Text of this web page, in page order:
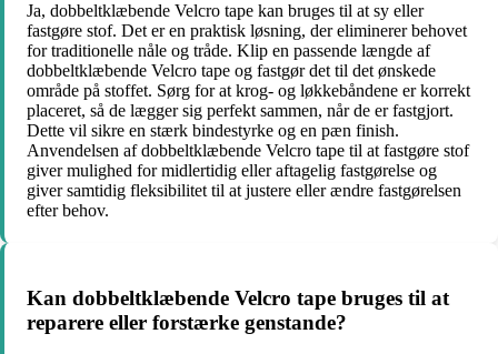
Ja, dobbeltklæbende Velcro tape kan bruges til at sy eller
fastgøre stof. Det er en praktisk løsning, der eliminerer behovet
for traditionelle nåle og tråde. Klip en passende længde af
dobbeltklæbende Velcro tape og fastgør det til det ønskede
område på stoffet. Sørg for at krog- og løkkebåndene er korrekt
placeret, så de lægger sig perfekt sammen, når de er fastgjort.
Dette vil sikre en stærk bindestyrke og en pæn finish.
Anvendelsen af dobbeltklæbende Velcro tape til at fastgøre stof
giver mulighed for midlertidig eller aftagelig fastgørelse og
giver samtidig fleksibilitet til at justere eller ændre fastgørelsen
efter behov.
Kan dobbeltklæbende Velcro tape bruges til at
reparere eller forstærke genstande?